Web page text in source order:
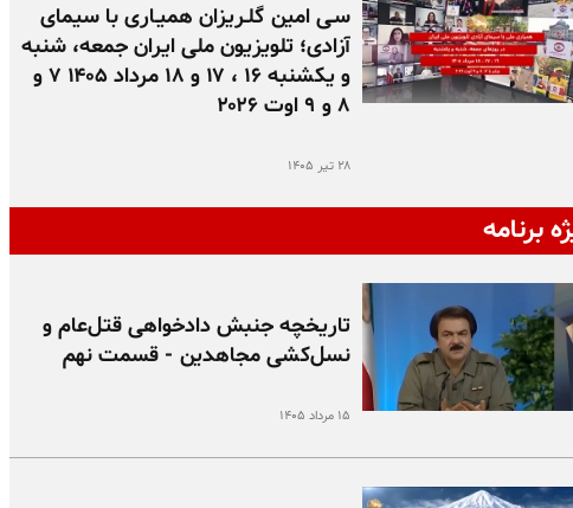
سـی امین گلـریزان همیـاری با سیمای
آزادی؛ تلویزیون ملی ایران جمعه، شنبه
و یکشنبه ۱۶ ، ۱۷ و ۱۸ مرداد ۱۴۰۵ ۷ و
۸ و ۹ اوت ۲۰۲۶
۲۸ تیر ۱۴۰۵
برنامه
تاریخچه جنبش دادخواهی قتل‌عام و
نسل‌کشی مجاهدین - قسمت نهم
۱۵ مرداد ۱۴۰۵